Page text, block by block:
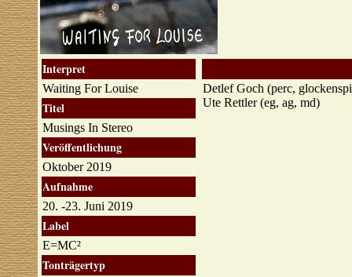
Interpret
Waiting For Louise
Titel
Musings In Stereo
Veröffentlichung
Oktober 2019
Aufnahme
20. -23. Juni 2019
Label
E=MC²
Tonträgertyp
Detlef Goch (perc,
Ute Rettler (eg, ag, md)